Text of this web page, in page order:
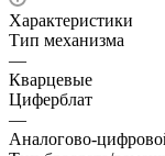
Характеристики
Тип механизма
—
Кварцевые
Циферблат
—
Аналогово-